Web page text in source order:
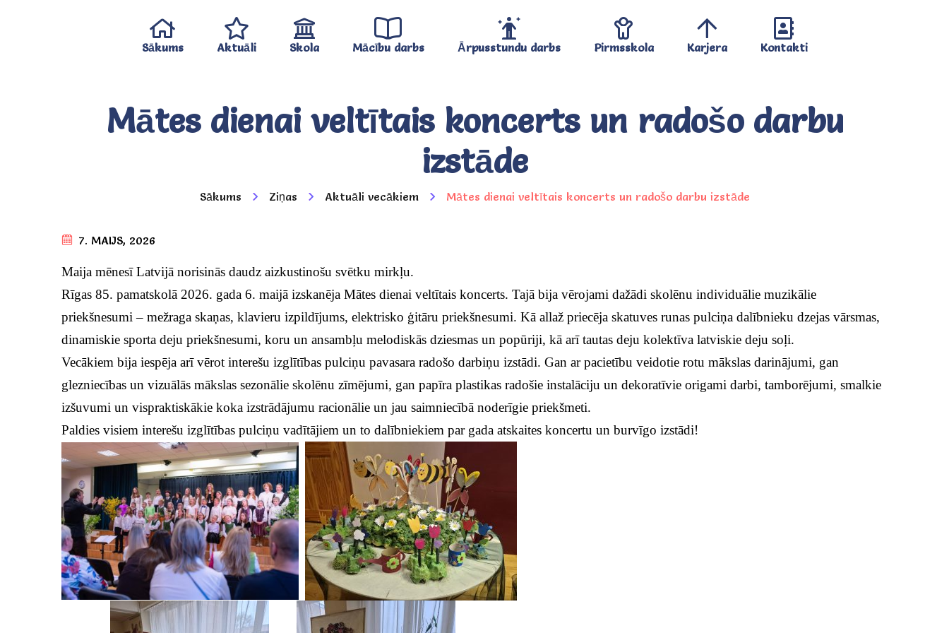
Sākums Aktuāli Skola Mācību darbs Ārpusstundu darbs Pirmsskola Karjera Kontakti
Mātes dienai veltītais koncerts un radošo darbu
izstāde
Sākums Ziņas Aktuāli vecākiem Mātes dienai veltītais koncerts un radošo darbu izstāde
7. MAIJS, 2026
Maija mēnesī Latvijā norisinās daudz aizkustinošu svētku mirkļu.
Rīgas 85. pamatskolā 2026. gada 6. maijā izskanēja Mātes dienai veltītais koncerts. Tajā bija vērojami dažādi skolēnu individuālie muzikālie
priekšnesumi – mežraga skaņas, klavieru izpildījums, elektrisko ģitāru priekšnesumi. Kā allaž priecēja skatuves runas pulciņa dalībnieku dzejas vārsmas,
dinamiskie sporta deju priekšnesumi, koru un ansambļu melodiskās dziesmas un popūriji, kā arī tautas deju kolektīva latviskie deju soļi.
Vecākiem bija iespēja arī vērot interešu izglītības pulciņu pavasara radošo darbiņu izstādi. Gan ar pacietību veidotie rotu mākslas darinājumi, gan
glezniecības un vizuālās mākslas sezonālie skolēnu zīmējumi, gan papīra plastikas radošie instalāciju un dekoratīvie origami darbi, tamborējumi, smalkie
izšuvumi un vispraktiskākie koka izstrādājumu racionālie un jau saimniecībā noderīgie priekšmeti.
Paldies visiem interešu izglītības pulciņu vadītājiem un to dalībniekiem par gada atskaites koncertu un burvīgo izstādi!